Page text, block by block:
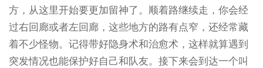
方，从这里开始要更加留神了。顺着路继续走，你会经
过右回廊或者左回廊，这些地方的路有点窄，还经常藏
着不少怪物。记得带好隐身术和治愈术，这样就算遇到
突发情况也能保护好自己和队友。接下来会到达一个叫